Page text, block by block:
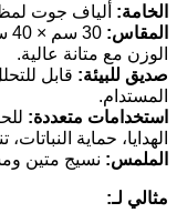
الخامة: ألياف جوت
المقاس:
الوزن مع متانة عالية.
صديق للبيئة: قابل
المستدام.
استخدامات متعددة:
الهدايا، حماية
الملمس: نسيج متين
مثالي لـ: